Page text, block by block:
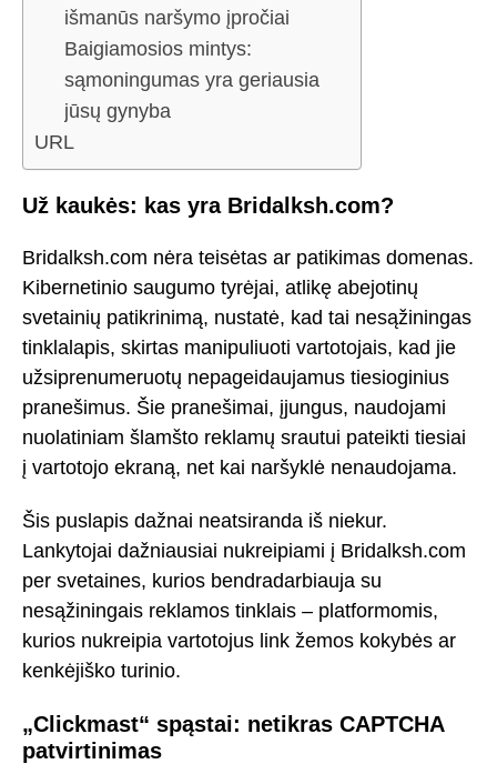
išmanūs naršymo įpročiai
Baigiamosios mintys:
sąmoningumas yra geriausia
jūsų gynyba
URL
Už kaukės: kas yra Bridalksh.com?
Bridalksh.com nėra teisėtas ar patikimas domenas.
Kibernetinio saugumo tyrėjai, atlikę abejotinų
svetainių patikrinimą, nustatė, kad tai nesąžiningas
tinklalapis, skirtas manipuliuoti vartotojais, kad jie
užsiprenumeruotų nepageidaujamus tiesioginius
pranešimus. Šie pranešimai, įjungus, naudojami
nuolatiniam šlamšto reklamų srautui pateikti tiesiai
į vartotojo ekraną, net kai naršyklė nenaudojama.
Šis puslapis dažnai neatsiranda iš niekur.
Lankytojai dažniausiai nukreipiami į Bridalksh.com
per svetaines, kurios bendradarbiauja su
nesąžiningais reklamos tinklais – platformomis,
kurios nukreipia vartotojus link žemos kokybės ar
kenkėjiško turinio.
„Clickmast“ spąstai: netikras CAPTCHA
patvirtinimas